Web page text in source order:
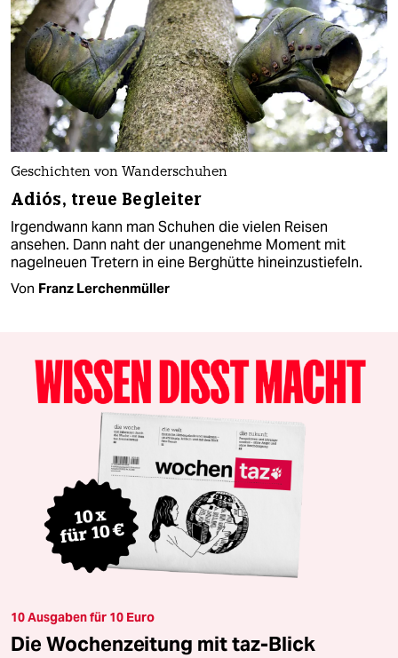
Geschichten von Wanderschuhen
Adiós, treue Begleiter
Irgendwann kann man Schuhen die vielen Reisen
ansehen. Dann naht der unangenehme Moment mit
nagelneuen Tretern in eine Berghütte hineinzustiefeln.
Von Franz Lerchenmüller
10 Ausgaben für 10 Euro
Die Wochenzeitung mit taz-Blick